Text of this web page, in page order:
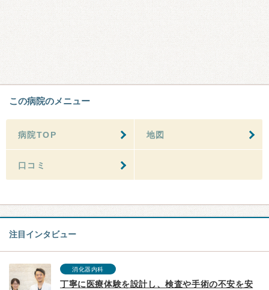
この病院のメニュー
病院TOP 地図
口コミ
注目インタビュー
消化器内科
丁寧に医療体験を設計し、検査や手術の不安を安